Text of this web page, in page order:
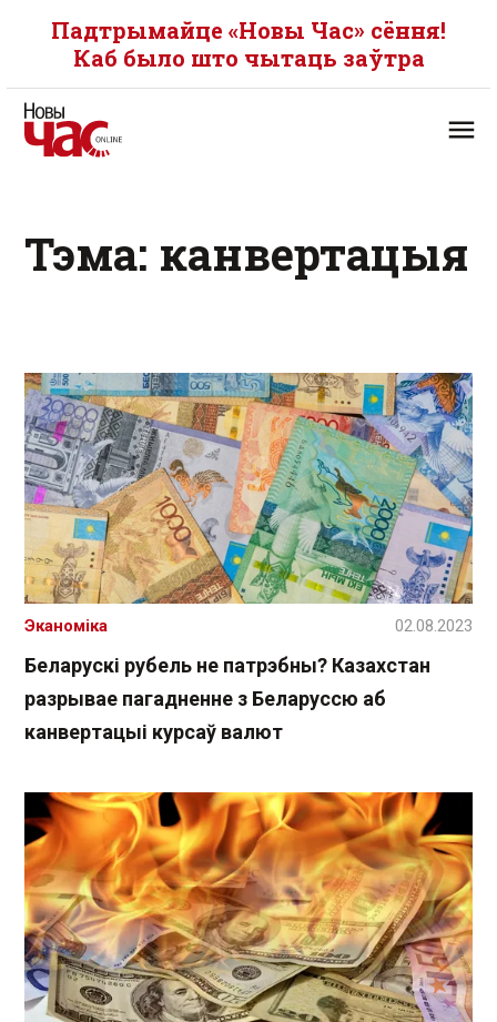
Падтрымайце «Новы Час» сёння!
Каб было што чытаць заўтра
Тэма: канвертацыя
Беларускі рубель не патрэбны? Казахстан
разрывае пагадненне з Беларуссю аб
канвертацыі курсаў валют
Эканоміка 02.08.2023